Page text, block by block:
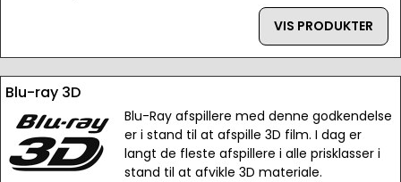
VIS PRODUKTER
Blu-ray 3D
Blu-Ray afspillere med denne godkendelse
er i stand til at afspille 3D film. I dag er
langt de fleste afspillere i alle prisklasser i
stand til at afvikle 3D materiale.